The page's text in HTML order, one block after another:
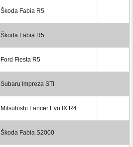
Škoda Fabia R5
Škoda Fabia R5
Ford Fiesta R5
Subaru Impreza STI
Mitsubishi Lancer Evo IX R4
Škoda Fabia S2000